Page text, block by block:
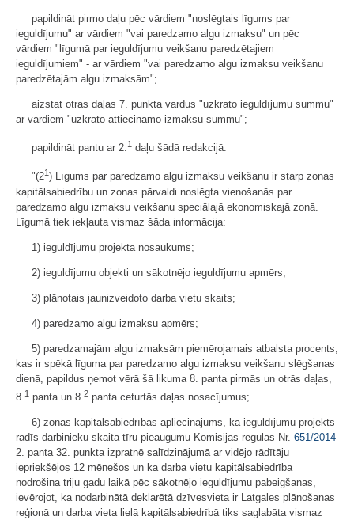
papildināt pirmo daļu pēc vārdiem "noslēgtais līgums par
ieguldījumu" ar vārdiem "vai paredzamo algu izmaksu" un pēc
vārdiem "līgumā par ieguldījumu veikšanu paredzētajiem
ieguldījumiem" - ar vārdiem "vai paredzamo algu izmaksu veikšanu
paredzētajām algu izmaksām";
aizstāt otrās daļas 7. punktā vārdus "uzkrāto ieguldījumu summu"
ar vārdiem "uzkrāto attiecināmo izmaksu summu";
papildināt pantu ar 2.1 daļu šādā redakcijā:
"(21 ) Līgums par paredzamo algu izmaksu veikšanu ir starp zonas
kapitālsabiedrību un zonas pārvaldi noslēgta vienošanās par
paredzamo algu izmaksu veikšanu speciālajā ekonomiskajā zonā.
Līgumā tiek iekļauta vismaz šāda informācija:
1) ieguldījumu projekta nosaukums;
2) ieguldījumu objekti un sākotnējo ieguldījumu apmērs;
3) plānotais jaunizveidoto darba vietu skaits;
4) paredzamo algu izmaksu apmērs;
5) paredzamajām algu izmaksām piemērojamais atbalsta procents,
kas ir spēkā līguma par paredzamo algu izmaksu veikšanu slēgšanas
dienā, papildus ņemot vērā šā likuma 8. panta pirmās un otrās daļas,
8. 1 panta un 8. 2 panta ceturtās daļas nosacījumus;
6) zonas kapitālsabiedrības apliecinājums, ka ieguldījumu projekts
radīs darbinieku skaita tīru pieaugumu Komisijas regulas Nr. 651/2014
2. panta 32. punkta izpratnē salīdzinājumā ar vidējo rādītāju
iepriekšējos 12 mēnešos un ka darba vietu kapitālsabiedrība
nodrošina triju gadu laikā pēc sākotnējo ieguldījumu pabeigšanas,
ievērojot, ka nodarbinātā deklarētā dzīvesvieta ir Latgales plānošanas
reģionā un darba vieta lielā kapitālsabiedrībā tiks saglabāta vismaz